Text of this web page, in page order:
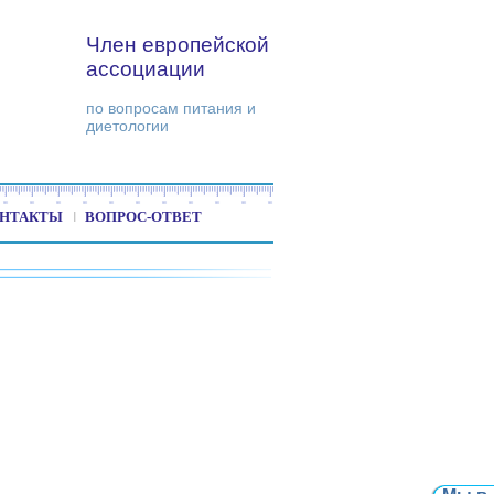
Член европейской
ассоциации
по вопросам питания и
диетологии
ВОПРОС-ОТВЕТ